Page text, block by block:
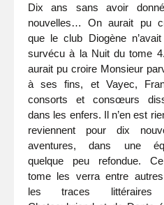
Dix ans sans avoir
nouvelles… On aurait pu
que le club Diogène
survécu à la Nuit du tome
aurait pu croire Monsieur
à ses fins, et Vayec,
consorts et consœurs
dans les enfers. Il n’en est
reviennent pour dix
aventures, dans une
quelque peu refondue.
tome les verra entre
les traces